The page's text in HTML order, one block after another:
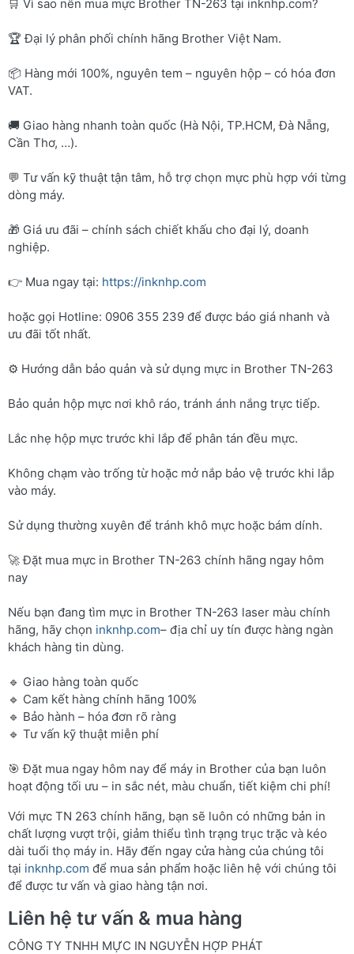
🛒 Vì sao nên mua mực Brother TN-263 tại inknhp.com?
🏆 Đại lý phân phối chính hãng Brother Việt Nam.
📦 Hàng mới 100%, nguyên tem – nguyên hộp – có hóa đơn
VAT.
🚚 Giao hàng nhanh toàn quốc (Hà Nội, TP.HCM, Đà Nẵng,
Cần Thơ, …).
💬 Tư vấn kỹ thuật tận tâm, hỗ trợ chọn mực phù hợp với từng
dòng máy.
🎁 Giá ưu đãi – chính sách chiết khấu cho đại lý, doanh
nghiệp.
👉 Mua ngay tại: https://inknhp.com
hoặc gọi Hotline: 0906 355 239 để được báo giá nhanh và
ưu đãi tốt nhất.
⚙️ Hướng dẫn bảo quản và sử dụng mực in Brother TN-263
Bảo quản hộp mực nơi khô ráo, tránh ánh nắng trực tiếp.
Lắc nhẹ hộp mực trước khi lắp để phân tán đều mực.
Không chạm vào trống từ hoặc mở nắp bảo vệ trước khi lắp
vào máy.
Sử dụng thường xuyên để tránh khô mực hoặc bám dính.
🚀 Đặt mua mực in Brother TN-263 chính hãng ngay hôm
nay
Nếu bạn đang tìm mực in Brother TN-263 laser màu chính
hãng, hãy chọn inknhp.com– địa chỉ uy tín được hàng ngàn
khách hàng tin dùng.
🔹 Giao hàng toàn quốc
🔹 Cam kết hàng chính hãng 100%
🔹 Bảo hành – hóa đơn rõ ràng
🔹 Tư vấn kỹ thuật miễn phí
🎯 Đặt mua ngay hôm nay để máy in Brother của bạn luôn
hoạt động tối ưu – in sắc nét, màu chuẩn, tiết kiệm chi phí!
Với mực TN 263 chính hãng, bạn sẽ luôn có những bản in
chất lượng vượt trội, giảm thiểu tình trạng trục trặc và kéo
dài tuổi thọ máy in. Hãy đến ngay cửa hàng của chúng tôi
tại inknhp.com để mua sản phẩm hoặc liên hệ với chúng tôi
để được tư vấn và giao hàng tận nơi.
Liên hệ tư vấn & mua hàng
CÔNG TY TNHH MỰC IN NGUYỄN HỢP PHÁT